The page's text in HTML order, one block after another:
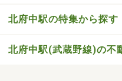
北府中駅の特集から探す
北府中駅(武蔵野線)の不